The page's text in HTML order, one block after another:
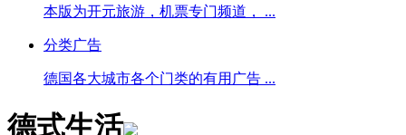
本版为开元旅游，机票专门频道， ...
分类广告
德国各大城市各个门类的有用广告 ...
德式生活